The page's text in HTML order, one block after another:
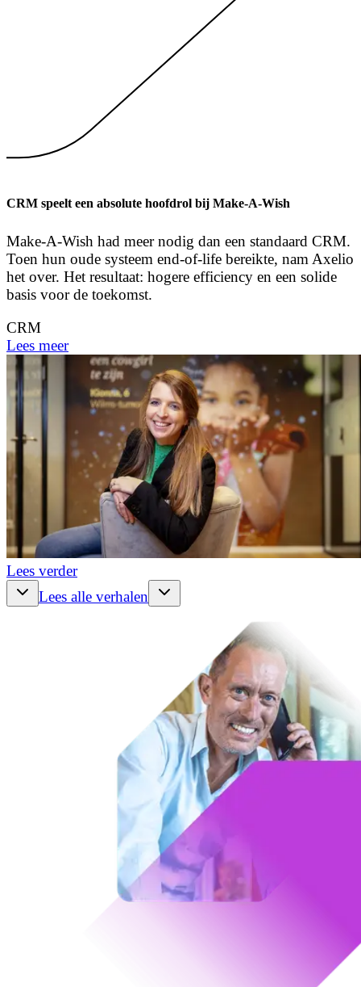
CRM speelt een absolute hoofdrol bij Make-A-Wish
Make-A-Wish had meer nodig dan een standaard CRM.
Toen hun oude systeem end-of-life bereikte, nam Axelio
het over. Het resultaat: hogere efficiency en een solide
basis voor de toekomst.
CRM
Lees meer
Lees verder
Lees alle verhalen